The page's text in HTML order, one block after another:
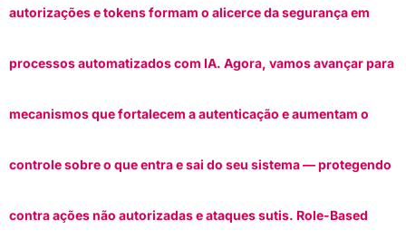
autorizações e tokens formam o alicerce da segurança em
processos automatizados com IA. Agora, vamos avançar para
mecanismos que fortalecem a autenticação e aumentam o
controle sobre o que entra e sai do seu sistema — protegendo
contra ações não autorizadas e ataques sutis. Role-Based